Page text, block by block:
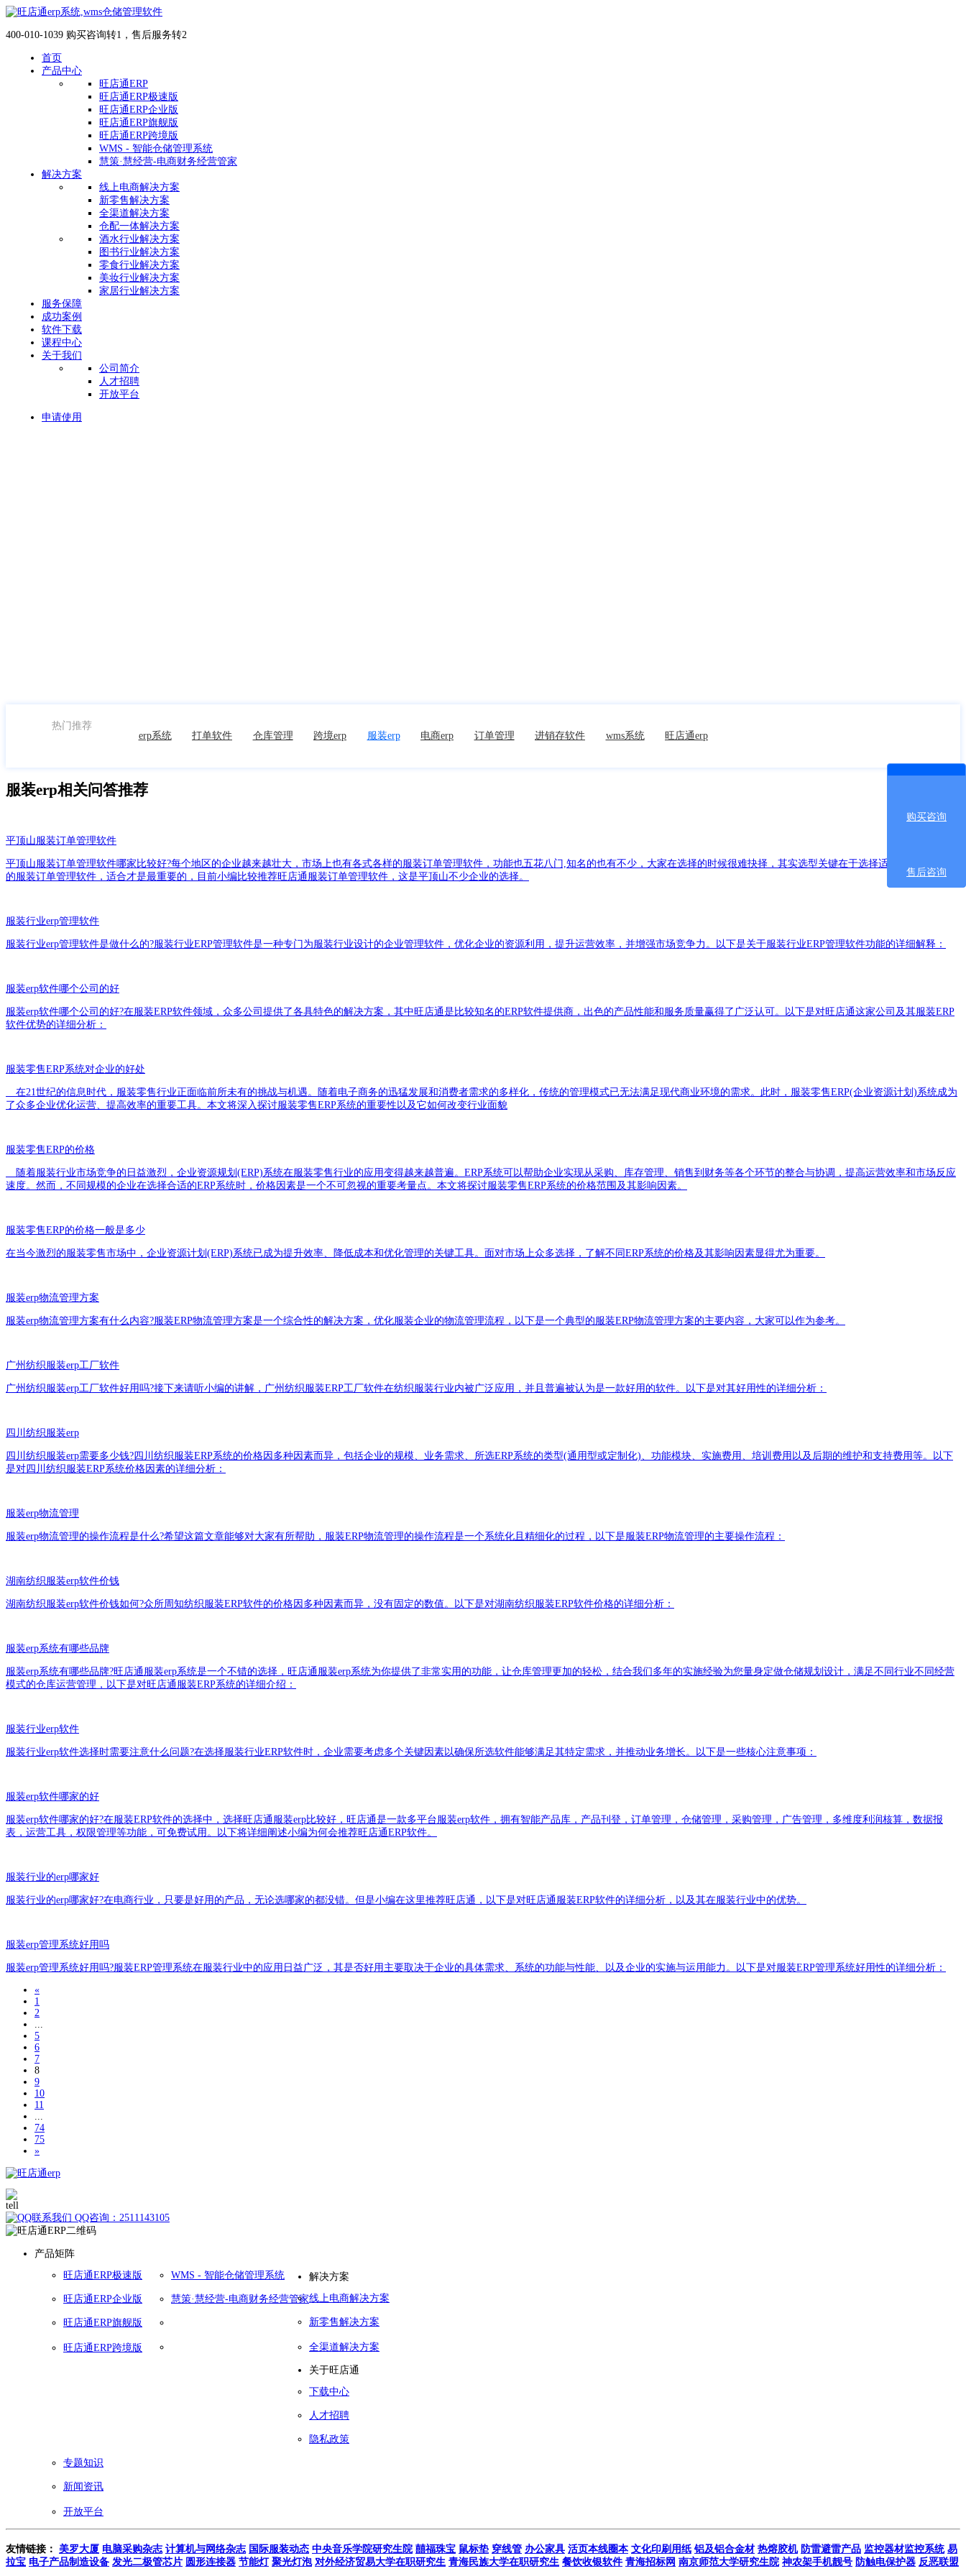
400-010-1039 购买咨询转1，售后服务转2
首页
产品中心
旺店通ERP
旺店通ERP极速版
旺店通ERP企业版
旺店通ERP旗舰版
旺店通ERP跨境版
WMS - 智能仓储管理系统
慧策·慧经营-电商财务经营管家
解决方案
线上电商解决方案
新零售解决方案
全渠道解决方案
仓配一体解决方案
酒水行业解决方案
图书行业解决方案
零食行业解决方案
美妆行业解决方案
家居行业解决方案
服务保障
成功案例
软件下载
课程中心
关于我们
公司简介
人才招聘
开放平台
申请使用
热门推荐
erp系统
打单软件 仓库管理 跨境erp 服装erp 电商erp 订单管理 进销存软件 wms系统 旺店通erp
服装erp相关问答推荐
平顶山服装订单管理软件
平顶山服装订单管理软件哪家比较好?每个地区的企业越来越壮大，市场上也有各式各样的服装订单管理软件，功能也五花八门,知名的也有不少，大家在选择的时候很难抉择，其实选型关键在于选择适合自己企业需求
的服装订单管理软件，适合才是最重要的，目前小编比较推荐旺店通服装订单管理软件，这是平顶山不少企业的选择。
服装行业erp管理软件
服装行业erp管理软件是做什么的?服装行业ERP管理软件是一种专门为服装行业设计的企业管理软件，优化企业的资源利用，提升运营效率，并增强市场竞争力。以下是关于服装行业ERP管理软件功能的详细解释：
服装erp软件哪个公司的好
服装erp软件哪个公司的好?在服装ERP软件领域，众多公司提供了各具特色的解决方案，其中旺店通是比较知名的ERP软件提供商，出色的产品性能和服务质量赢得了广泛认可。以下是对旺店通这家公司及其服装ERP
软件优势的详细分析：
服装零售ERP系统对企业的好处
在21世纪的信息时代，服装零售行业正面临前所未有的挑战与机遇。随着电子商务的迅猛发展和消费者需求的多样化，传统的管理模式已无法满足现代商业环境的需求。此时，服装零售ERP(企业资源计划)系统成为
了众多企业优化运营、提高效率的重要工具。本文将深入探讨服装零售ERP系统的重要性以及它如何改变行业面貌
服装零售ERP的价格
随着服装行业市场竞争的日益激烈，企业资源规划(ERP)系统在服装零售行业的应用变得越来越普遍。ERP系统可以帮助企业实现从采购、库存管理、销售到财务等各个环节的整合与协调，提高运营效率和市场反应
速度。然而，不同规模的企业在选择合适的ERP系统时，价格因素是一个不可忽视的重要考量点。本文将探讨服装零售ERP系统的价格范围及其影响因素。
服装零售ERP的价格一般是多少
在当今激烈的服装零售市场中，企业资源计划(ERP)系统已成为提升效率、降低成本和优化管理的关键工具。面对市场上众多选择，了解不同ERP系统的价格及其影响因素显得尤为重要。
服装erp物流管理方案
服装erp物流管理方案有什么内容?服装ERP物流管理方案是一个综合性的解决方案，优化服装企业的物流管理流程，以下是一个典型的服装ERP物流管理方案的主要内容，大家可以作为参考。
广州纺织服装erp工厂软件
广州纺织服装erp工厂软件好用吗?接下来请听小编的讲解，广州纺织服装ERP工厂软件在纺织服装行业内被广泛应用，并且普遍被认为是一款好用的软件。以下是对其好用性的详细分析：
四川纺织服装erp
四川纺织服装erp需要多少钱?四川纺织服装ERP系统的价格因多种因素而异，包括企业的规模、业务需求、所选ERP系统的类型(通用型或定制化)、功能模块、实施费用、培训费用以及后期的维护和支持费用等。以下
是对四川纺织服装ERP系统价格因素的详细分析：
服装erp物流管理
服装erp物流管理的操作流程是什么?希望这篇文章能够对大家有所帮助，服装ERP物流管理的操作流程是一个系统化且精细化的过程，以下是服装ERP物流管理的主要操作流程：
湖南纺织服装erp软件价钱
湖南纺织服装erp软件价钱如何?众所周知纺织服装ERP软件的价格因多种因素而异，没有固定的数值。以下是对湖南纺织服装ERP软件价格的详细分析：
服装erp系统有哪些品牌
服装erp系统有哪些品牌?旺店通服装erp系统是一个不错的选择，旺店通服装erp系统为你提供了非常实用的功能，让仓库管理更加的轻松，结合我们多年的实施经验为您量身定做仓储规划设计，满足不同行业不同经营
模式的仓库运营管理，以下是对旺店通服装ERP系统的详细介绍：
服装行业erp软件
服装行业erp软件选择时需要注意什么问题?在选择服装行业ERP软件时，企业需要考虑多个关键因素以确保所选软件能够满足其特定需求，并推动业务增长。以下是一些核心注意事项：
服装erp软件哪家的好
服装erp软件哪家的好?在服装ERP软件的选择中，选择旺店通服装erp比较好，旺店通是一款多平台服装erp软件，拥有智能产品库，产品刊登，订单管理，仓储管理，采购管理，广告管理，多维度利润核算，数据报
表，运营工具，权限管理等功能，可免费试用。以下将详细阐述小编为何会推荐旺店通ERP软件。
服装行业的erp哪家好
服装行业的erp哪家好?在电商行业，只要是好用的产品，无论选哪家的都没错。但是小编在这里推荐旺店通，以下是对旺店通服装ERP软件的详细分析，以及其在服装行业中的优势。
服装erp管理系统好用吗
服装erp管理系统好用吗?服装ERP管理系统在服装行业中的应用日益广泛，其是否好用主要取决于企业的具体需求、系统的功能与性能、以及企业的实施与运用能力。以下是对服装ERP管理系统好用性的详细分析：
«
1
2
5
6
7
8
9
10
11
74
75
»
QQ咨询：2511143105
产品矩阵
旺店通ERP极速版
旺店通ERP企业版
旺店通ERP旗舰版
旺店通ERP跨境版
WMS - 智能仓储管理系统
慧策·慧经营-电商财务经营管家
解决方案
线上电商解决方案
新零售解决方案
全渠道解决方案
关于旺店通
下载中心
人才招聘
隐私政策
专题知识
新闻资讯
开放平台
友情链接： 美罗大厦 电脑采购杂志 计算机与网络杂志 国际服装动态 中央音乐学院研究生院 囍福珠宝 鼠标垫 穿线管 办公家具 活页本线圈本 文化印刷用纸 铝及铝合金材 热熔胶机 防雷避雷产品 监控器材监控系统 易
拉宝 电子产品制造设备 发光二极管芯片 圆形连接器 节能灯 聚光灯泡 对外经济贸易大学在职研究生 青海民族大学在职研究生 餐饮收银软件 青海招标网 南京师范大学研究生院 神农架手机靓号 防触电保护器 反恶联盟
购买咨询
售后咨询